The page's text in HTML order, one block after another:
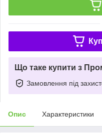
Що таке купити з
Замовлення під
Опис Характеристики